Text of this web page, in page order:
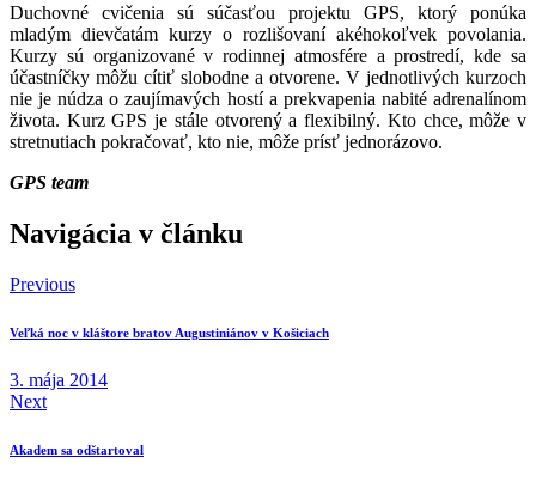
Duchovné cvičenia sú súčasťou projektu GPS, ktorý ponúka
mladým dievčatám kurzy o rozlišovaní akéhokoľvek povolania.
Kurzy sú organizované v rodinnej atmosfére a prostredí, kde sa
účastníčky môžu cítiť slobodne a otvorene. V jednotlivých kurzoch
nie je núdza o zaujímavých hostí a prekvapenia nabité adrenalínom
života. Kurz GPS je stále otvorený a flexibilný. Kto chce, môže v
stretnutiach pokračovať, kto nie, môže prísť jednorázovo.
GPS team
Navigácia v článku
Previous
Veľká noc v kláštore bratov Augustiniánov v Košiciach
3. mája 2014
Next
Akadem sa odštartoval